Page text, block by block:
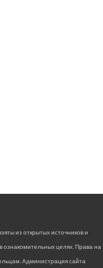
из открытых источников и
ознакомительных целях. Права на
Администрация сайта